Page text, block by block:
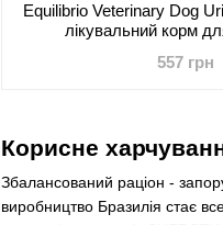
Корисне
Збалансований раціон -
виробництво Бразилія стає
Equilibrio Veterinary Dog
лікувальний корм
циститом
557 грн